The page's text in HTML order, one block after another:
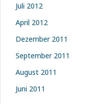
Juli 2012
April 2012
Dezember 2011
September 2011
August 2011
Juni 2011